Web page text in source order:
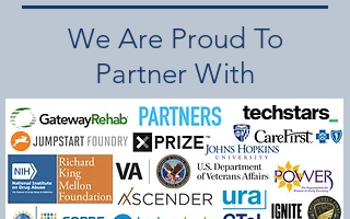
We Are Proud To
Partner With